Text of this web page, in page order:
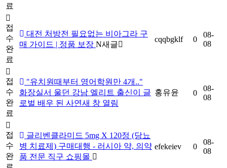
료
접
수
완
료
대전 처방전 필요없는 비아그라 구
매 가이드 | 정품 보장 N새글
cqqbgklf 0
08-
08
접
수
완
료
"유치원때부터 영어학원만 4개.."
화장실서 울던 강남 엘리트 출신이 글
로벌 배우 된 사연새 창 열림
홍유윤 0
08-
08
접
수
완
글리벤클라미드 5mg X 120정 (당뇨
병 치료제) 구매대행 - 러시아 약, 의약
품 전문 직구 쇼핑몰
efekeiev 0
08-
08